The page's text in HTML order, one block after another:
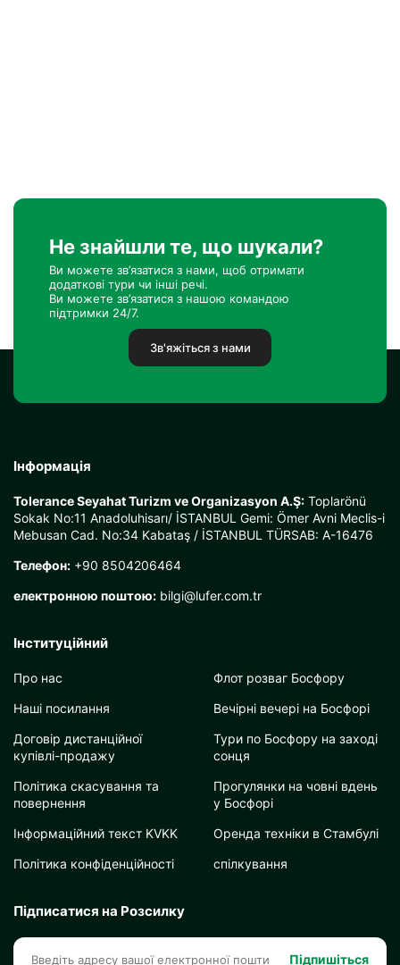
Не знайшли те, що шукали?
Ви можете зв’язатися з нами, щоб отримати
додаткові тури чи інші речі.
Ви можете зв’язатися з нашою командою
підтримки 24/7.
Зв'яжіться з нами
Інформація
Tolerance Seyahat Turizm ve Organizasyon A.Ş: Toplarönü
Sokak No:11 Anadoluhisarı/ İSTANBUL Gemi: Ömer Avni Meclis-i
Mebusan Cad. No:34 Kabataş / İSTANBUL TÜRSAB: A-16476
Телефон: +90 8504206464
електронною поштою: bilgi@lufer.com.tr
Інституційний
Про нас
Наші посилання
Договір дистанційної
купівлі-продажу
Політика скасування та
повернення
Інформаційний текст KVKK
Політика конфіденційності
Флот розваг Босфору
Вечірні вечері на Босфорі
Тури по Босфору на заході
сонця
Прогулянки на човні вдень
у Босфорі
Оренда техніки в Стамбулі
спілкування
Підписатися на Розсилку
Підпишіться